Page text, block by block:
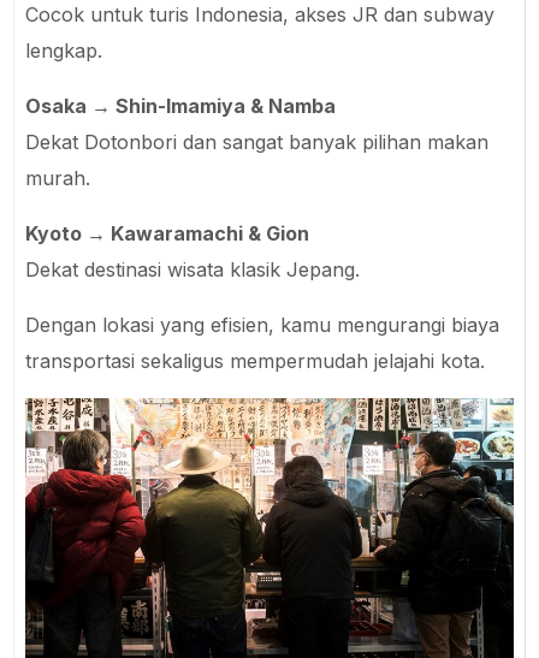
Cocok untuk turis Indonesia, akses JR dan subway
lengkap.
Osaka → Shin-Imamiya & Namba
Dekat Dotonbori dan sangat banyak pilihan makan
murah.
Kyoto → Kawaramachi & Gion
Dekat destinasi wisata klasik Jepang.
Dengan lokasi yang efisien, kamu mengurangi biaya
transportasi sekaligus mempermudah jelajahi kota.